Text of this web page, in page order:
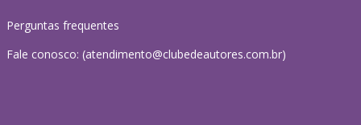
Perguntas frequentes
Fale conosco: (atendimento@clubedeautores.com.br)